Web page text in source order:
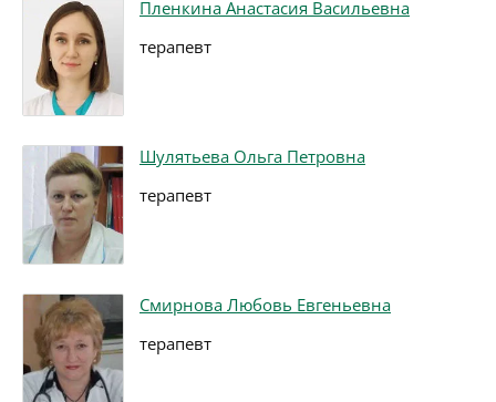
Пленкина Анастасия Васильевна
терапевт
Шулятьева Ольга Петровна
терапевт
Смирнова Любовь Евгеньевна
терапевт